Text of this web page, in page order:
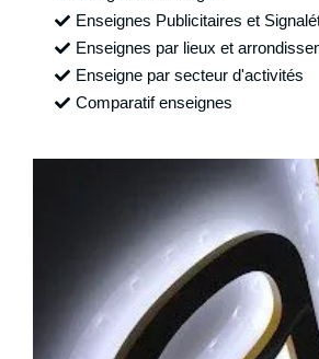
Enseignes Publicitaires et
Enseignes par lieux et
Enseigne par secteur d'activités
Comparatif enseignes